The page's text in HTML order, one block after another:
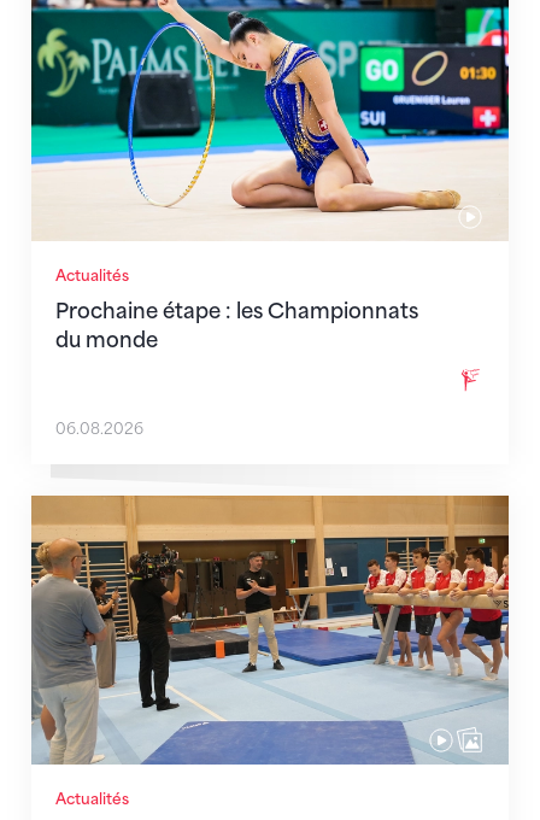
Actualités
Prochaine étape : les Championnats
du monde
06.08.2026
Actualités
En route pour Zagreb avec des objectifs clairs